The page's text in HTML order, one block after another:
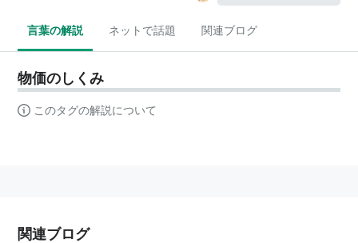
言葉の解説 ネットで話題 関連ブログ
物価のしくみ
このタグの解説について
関連ブログ